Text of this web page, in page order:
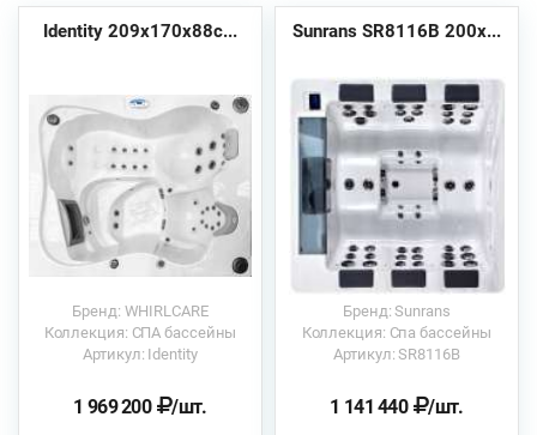
Identity 209х170х88с...
Бренд: WHIRLCARE
Коллекция: СПА бассейны
Артикул: Identity
1 969 200 /шт.
Sunrans SR8116B 200х...
Бренд: Sunrans
Коллекция: Спа бассейны
Артикул: SR8116B
1 141 440 /шт.